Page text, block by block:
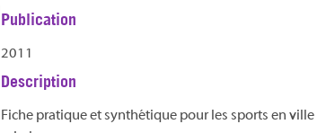
Publication
2011
Description
Fiche pratique et synthétique pour les sports en